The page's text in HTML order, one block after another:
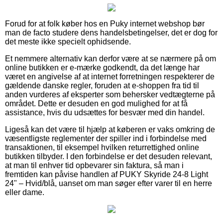
Forud for at folk køber hos en Puky internet webshop bør
man de facto studere dens handelsbetingelser, det er dog for
det meste ikke specielt ophidsende.
Et nemmere alternativ kan derfor være at se nærmere på om
online butikken er e-mærke godkendt, da det længe har
været en angivelse af at internet forretningen respekterer de
gældende danske regler, foruden at e-shoppen fra tid til
anden vurderes af eksperter som behersker vedtægterne på
området. Dette er desuden en god mulighed for at få
assistance, hvis du udsættes for besvær med din handel.
Ligeså kan det være til hjælp at køberen er vaks omkring de
væsentligste reglementer der spiller ind i forbindelse med
transaktionen, til eksempel hvilken returrettighed online
butikken tilbyder. I den forbindelse er det desuden relevant,
at man til enhver tid opbevarer sin faktura, så man i
fremtiden kan påvise handlen af PUKY Skyride 24-8 Light
24" – Hvid/blå, uanset om man søger efter varer til en herre
eller dame.